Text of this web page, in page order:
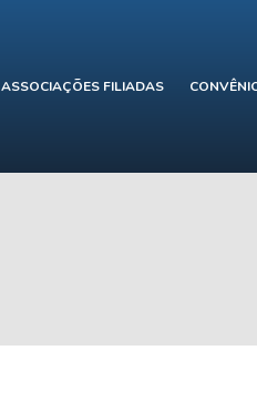
ASSOCIAÇÕES FILIADAS